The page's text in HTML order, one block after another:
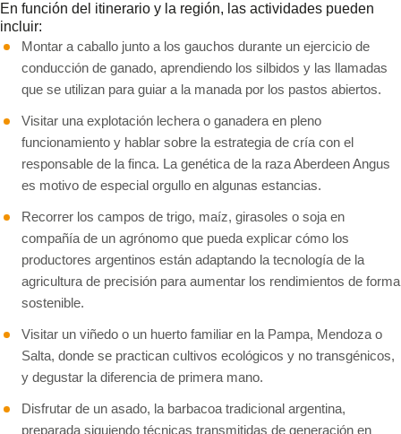
En función del itinerario y la región, las actividades pueden
incluir:
Montar a caballo junto a los gauchos durante un ejercicio de
conducción de ganado, aprendiendo los silbidos y las llamadas
que se utilizan para guiar a la manada por los pastos abiertos.
Visitar una explotación lechera o ganadera en pleno
funcionamiento y hablar sobre la estrategia de cría con el
responsable de la finca. La genética de la raza Aberdeen Angus
es motivo de especial orgullo en algunas estancias.
Recorrer los campos de trigo, maíz, girasoles o soja en
compañía de un agrónomo que pueda explicar cómo los
productores argentinos están adaptando la tecnología de la
agricultura de precisión para aumentar los rendimientos de forma
sostenible.
Visitar un viñedo o un huerto familiar en la Pampa, Mendoza o
Salta, donde se practican cultivos ecológicos y no transgénicos,
y degustar la diferencia de primera mano.
Disfrutar de un asado, la barbacoa tradicional argentina,
preparada siguiendo técnicas transmitidas de generación en